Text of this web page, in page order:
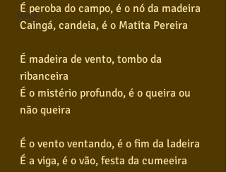
Rock
É peroba do campo, é o nó da madeira
Caingá, candeia, é o Matita Pereira
É madeira de vento, tombo da
ribanceira
É o mistério profundo, é o queira ou
não queira
É o vento ventando, é o fim da ladeira
É a viga, é o vão, festa da cumeeira